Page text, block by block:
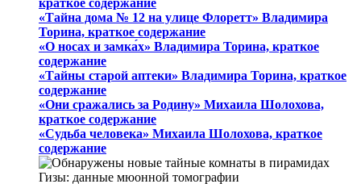
краткое содержание
«Тайна дома № 12 на улице Флоретт» Владимира
Торина, краткое содержание
«О носах и замка́х» Владимира Торина, краткое
содержание
«Тайны старой аптеки» Владимира Торина, краткое
содержание
«Они сражались за Родину» Михаила Шолохова,
краткое содержание
«Судьба человека» Михаила Шолохова, краткое
содержание